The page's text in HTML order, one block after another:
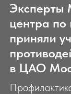
Эксперты
центра по
приняли
в ЦАО